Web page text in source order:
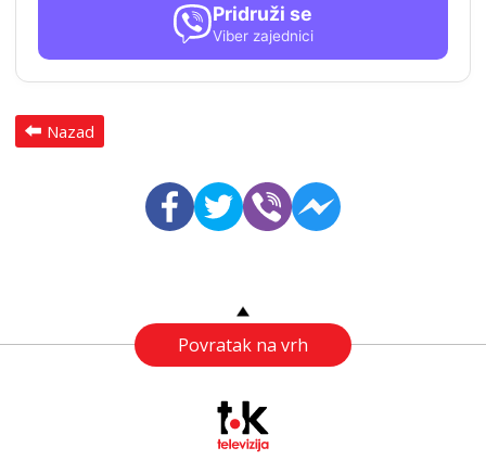
Pridruži se
Viber zajednici
Nazad
Povratak na vrh